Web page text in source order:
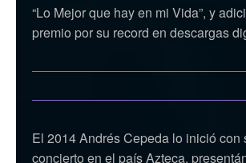
“Lo Mejor que hay en mi Vida”, y
premio por su record en descargas
El 2014 Andrés Cepeda lo inició con
concierto en el país Azteca,